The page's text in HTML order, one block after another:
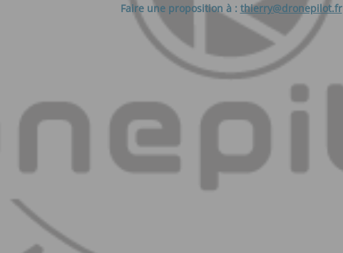
Faire une proposition à : thierry@dronepilot.fr